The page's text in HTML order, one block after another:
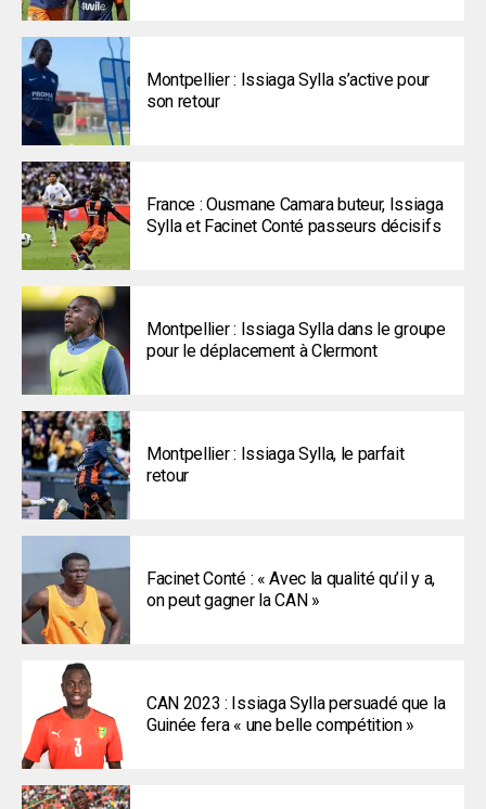
Montpellier : Issiaga Sylla s’active pour
son retour
France : Ousmane Camara buteur, Issiaga
Sylla et Facinet Conté passeurs décisifs
Montpellier : Issiaga Sylla dans le groupe
pour le déplacement à Clermont
Montpellier : Issiaga Sylla, le parfait
retour
Facinet Conté : « Avec la qualité qu’il y a,
on peut gagner la CAN »
CAN 2023 : Issiaga Sylla persuadé que la
Guinée fera « une belle compétition »